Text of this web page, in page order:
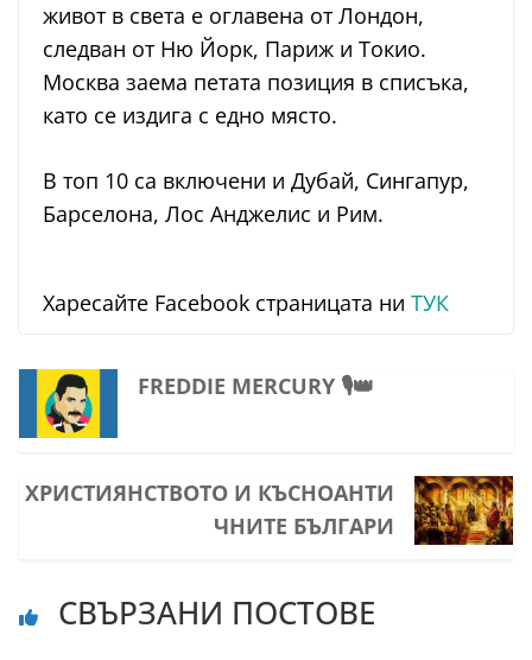
живот в света е оглавена от Лондон,
следван от Ню Йорк, Париж и Токио.
Москва заема петата позиция в списъка,
като се издига с едно място.
В топ 10 са включени и Дубай, Сингапур,
Барселона, Лос Анджелис и Рим.
Харесайте Facebook страницата ни ТУК
FREDDIE MERCURY 🎙️👑
ХРИСТИЯНСТВОТО И КЪСНОАНТИ
ЧНИТЕ БЪЛГАРИ
СВЪРЗАНИ ПОСТОВЕ